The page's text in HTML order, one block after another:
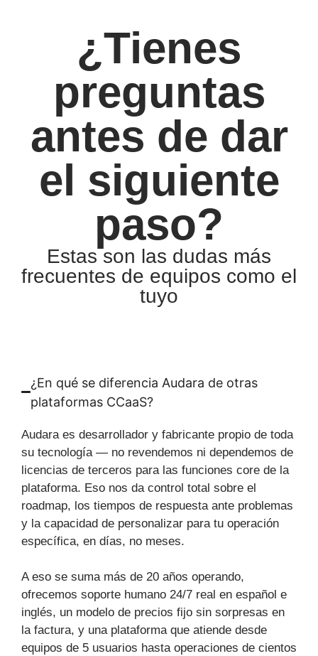
¿Tienes
preguntas
antes de dar
el siguiente
paso?
Estas son las dudas más
frecuentes de equipos como el
tuyo
¿En qué se diferencia Audara de otras
plataformas CCaaS?
Audara es desarrollador y fabricante propio de toda
su tecnología — no revendemos ni dependemos de
licencias de terceros para las funciones core de la
plataforma. Eso nos da control total sobre el
roadmap, los tiempos de respuesta ante problemas
y la capacidad de personalizar para tu operación
específica, en días, no meses.
A eso se suma más de 20 años operando,
ofrecemos soporte humano 24/7 real en español e
inglés, un modelo de precios fijo sin sorpresas en
la factura, y una plataforma que atiende desde
equipos de 5 usuarios hasta operaciones de cientos